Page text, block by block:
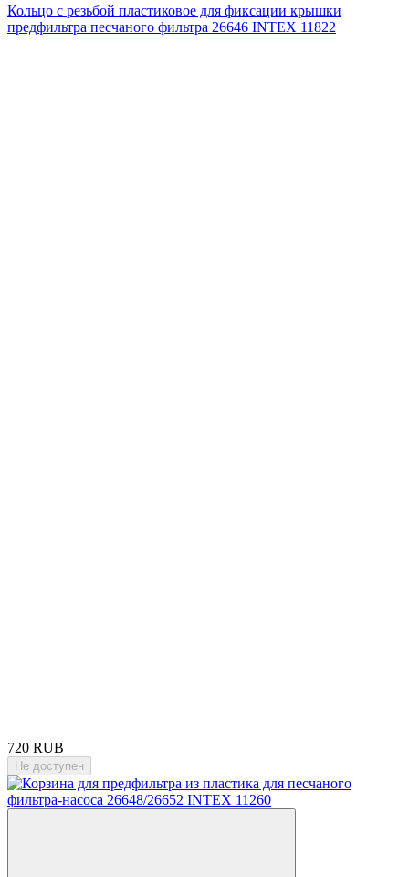
Кольцо с резьбой пластиковое для фиксации крышки
предфильтра песчаного фильтра 26646 INTEX 11822
720 RUB
Не доступен